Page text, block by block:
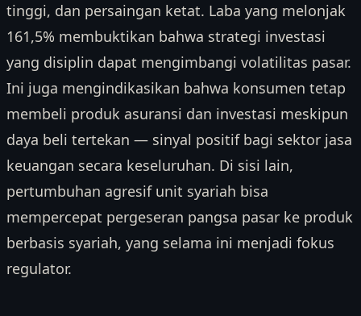
tinggi, dan persaingan ketat. Laba yang melonjak
161,5% membuktikan bahwa strategi investasi
yang disiplin dapat mengimbangi volatilitas pasar.
Ini juga mengindikasikan bahwa konsumen tetap
membeli produk asuransi dan investasi meskipun
daya beli tertekan — sinyal positif bagi sektor jasa
keuangan secara keseluruhan. Di sisi lain,
pertumbuhan agresif unit syariah bisa
mempercepat pergeseran pangsa pasar ke produk
berbasis syariah, yang selama ini menjadi fokus
regulator.